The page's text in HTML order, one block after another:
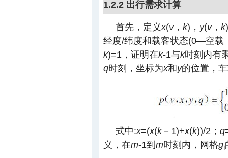
1.2.2 出行需求计算
首先，定义x(v， k)， y(v， k
经度/纬度和载客状态(0—空
k)=1，证明在k-1与k时刻内有
q时刻，坐标为x和y的位置，
式中:x=(x(k－1)+x(k))/2； q
义，在m-1到 m时刻内，网格gi